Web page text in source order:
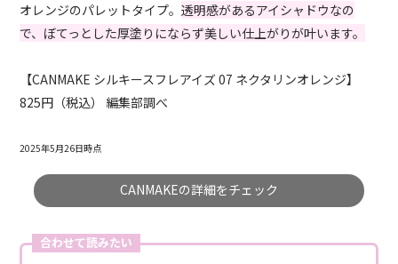
オレンジのパレットタイプ。透明感があるアイシャドウなの
で、ぼてっとした厚塗りにならず美しい仕上がりが叶います。
【CANMAKE シルキースフレアイズ 07 ネクタリンオレンジ】
825円（税込） 編集部調べ
2025年5月26日時点
CANMAKEの詳細をチェック
合わせて読みたい